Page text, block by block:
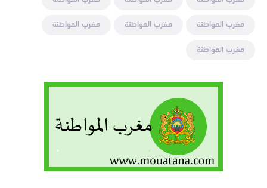
مغرب المواطنة
مغرب المواطنة
مغرب المواطنة
مغرب المواطنة